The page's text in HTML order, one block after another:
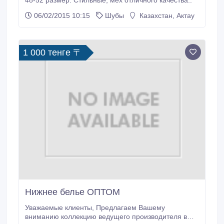
06/02/2015 10:15
Шубы Казахстан, Актау
1 000 тенге 〒
Нижнее белье ОПТОМ
Уважаемые клиенты, Предлагаем Вашему
вниманию коллекцию ведущего производителя в